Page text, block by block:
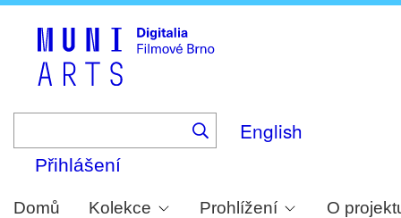
English
Přihlášení
Domů Kolekce Prohlížení O